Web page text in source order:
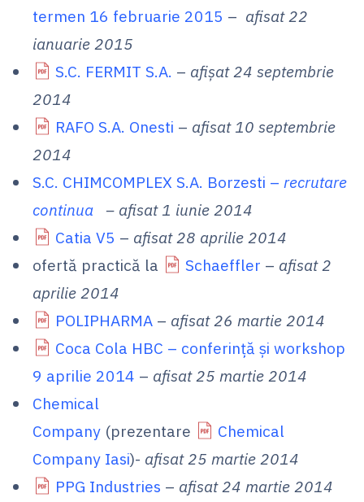
termen 16 februarie 2015 – afisat 22
ianuarie 2015
S.C. FERMIT S.A. – afișat 24 septembrie
2014
RAFO S.A. Onesti – afisat 10 septembrie
2014
S.C. CHIMCOMPLEX S.A. Borzesti – recrutare
continua – afisat 1 iunie 2014
Catia V5 – afisat 28 aprilie 2014
ofertă practică la
Schaeffler – afisat 2
aprilie 2014
POLIPHARMA – afisat 26 martie 2014
Coca Cola HBC – conferinţă şi workshop
9 aprilie 2014 – afisat 25 martie 2014
Chemical
Company (prezentare
Chemical
Company Iasi)- afisat 25 martie 2014
PPG Industries – afisat 24 martie 2014